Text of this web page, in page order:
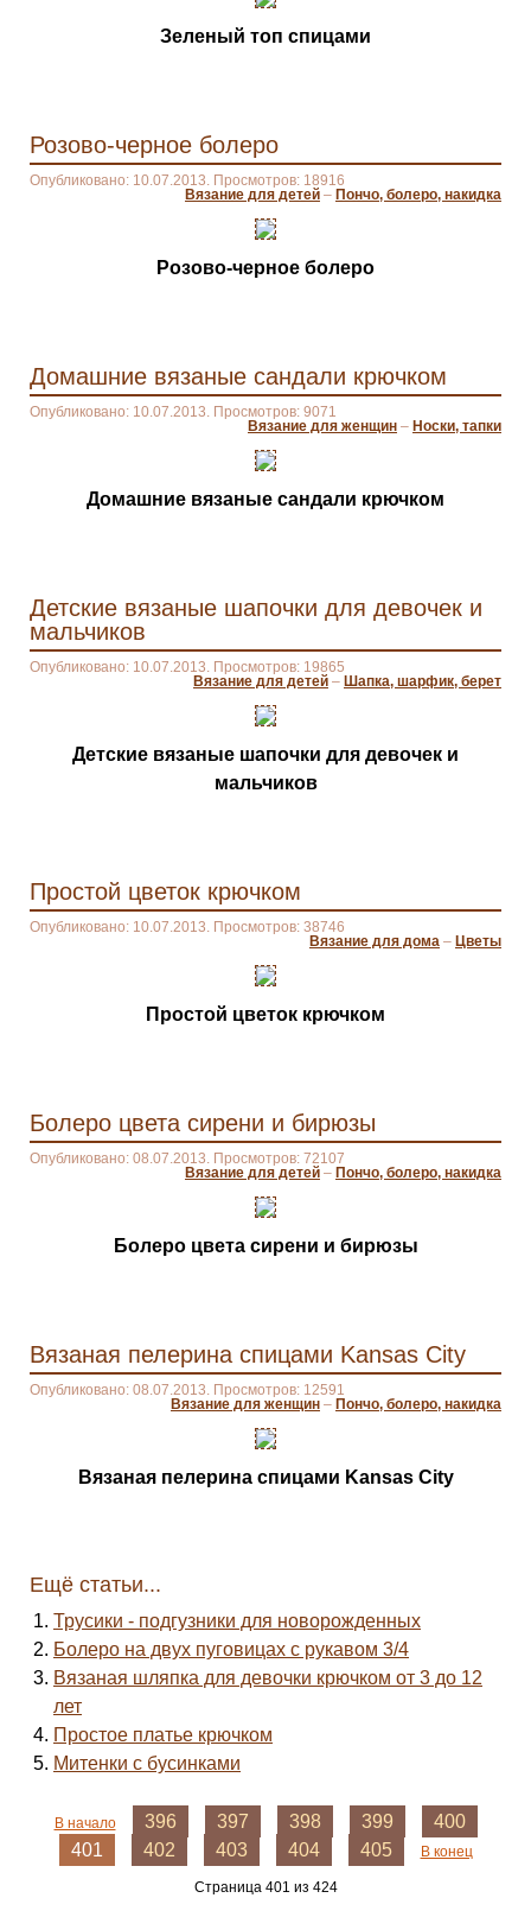
Зеленый топ спицами
Розово-черное болеро
Опубликовано: 10.07.2013. Просмотров: 18916
Вязание для детей – Пончо, болеро, накидка
Розово-черное болеро
Домашние вязаные сандали крючком
Опубликовано: 10.07.2013. Просмотров: 9071
Вязание для женщин – Носки, тапки
Домашние вязаные сандали крючком
Детские вязаные шапочки для девочек и
мальчиков
Опубликовано: 10.07.2013. Просмотров: 19865
Вязание для детей – Шапка, шарфик, берет
Детские вязаные шапочки для девочек и
мальчиков
Простой цветок крючком
Опубликовано: 10.07.2013. Просмотров: 38746
Вязание для дома – Цветы
Простой цветок крючком
Болеро цвета сирени и бирюзы
Опубликовано: 08.07.2013. Просмотров: 72107
Вязание для детей – Пончо, болеро, накидка
Болеро цвета сирени и бирюзы
Вязаная пелерина спицами Kansas City
Опубликовано: 08.07.2013. Просмотров: 12591
Вязание для женщин – Пончо, болеро, накидка
Вязаная пелерина спицами Kansas City
Ещё статьи...
Трусики - подгузники для новорожденных
Болеро на двух пуговицах с рукавом 3/4
Вязаная шляпка для девочки крючком от 3 до 12
лет
Простое платье крючком
Митенки с бусинками
В начало 396 397 398 399
400
401
402 403 404 405 В конец
Страница 401 из 424